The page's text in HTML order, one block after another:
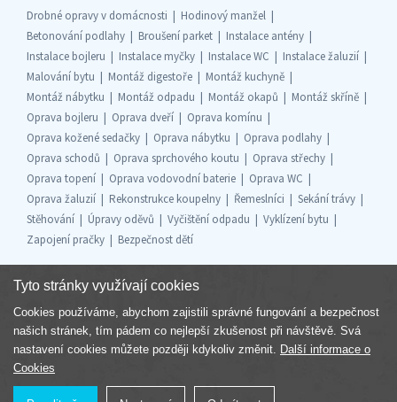
Drobné opravy v domácnosti
Hodinový manžel
Betonování podlahy
Broušení parket
Instalace antény
Instalace bojleru
Instalace myčky Instalace WC
Instalace žaluzií
Malování bytu
Montáž digestoře
Montáž kuchyně
Montáž nábytku
Montáž odpadu Montáž okapů
Montáž skříně
Oprava bojleru
Oprava dveří
Oprava komínu
Oprava kožené sedačky
Oprava nábytku
Oprava podlahy
Oprava schodů
Oprava sprchového koutu
Oprava střechy
Oprava topení
Oprava vodovodní baterie
Oprava WC
Oprava žaluzií
Rekonstrukce koupelny Řemeslníci
Sekání trávy
Stěhování
Úpravy oděvů Vyčištění odpadu
Vyklízení bytu
Zapojení pračky
Bezpečnost dětí
Součást skupiny
Tyto stránky využívají cookies
Cookies používáme, abychom zajistili správné fungování a bezpečnost
našich stránek, tím pádem co nejlepší zkušenost při návštěvě. Svá
nastavení cookies můžete později kdykoliv změnit. Další informace o
Cookies